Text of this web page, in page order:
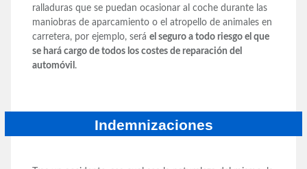
ralladuras que se puedan ocasionar al coche durante las
maniobras de aparcamiento o el atropello de animales en
carretera, por ejemplo, será el seguro a todo riesgo el que
se hará cargo de todos los costes de reparación del
automóvil .
Indemnizaciones